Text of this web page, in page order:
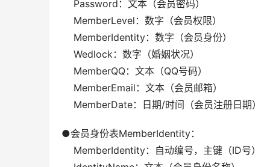
Password：文本（会员密码）
MemberLevel：数字（会员权限）
MemberIdentity：数字（会员身份）
Wedlock：数字（婚姻状况）
MemberQQ：文本（QQ号码）
MemberEmail：文本（会员邮箱）
MemberDate：日期/时间（会员注册日期）
●会员身份表MemberIdentity：
MemberIdentity：自动编号，主键（ID号）